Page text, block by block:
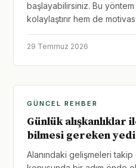
başlayabilirsiniz. Bu
kolaylaştırır hem de
29 Temmuz 2026
GÜNCEL REHBER
Günlük alışkanlıklar
bilmesi gereken
Alanındaki gelişmeleri takip